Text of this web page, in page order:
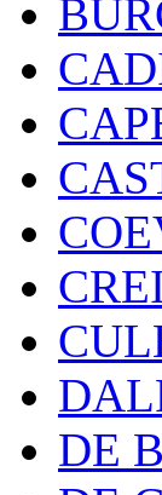
DE